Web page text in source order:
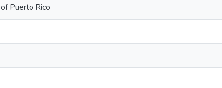
Puerto Rico